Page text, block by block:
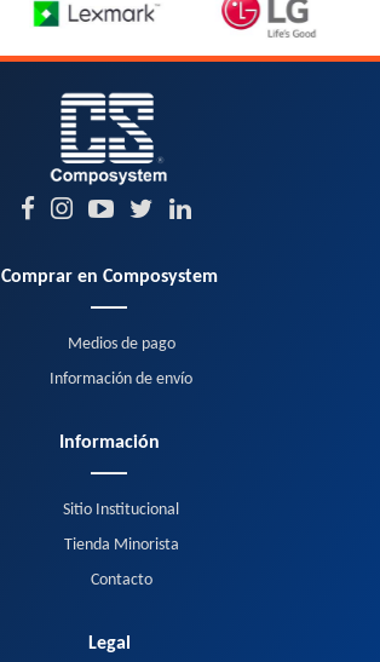
Comprar en Composystem
Medios de pago
Información de envío
Información
Sitio Institucional
Tienda Minorista
Contacto
Legal